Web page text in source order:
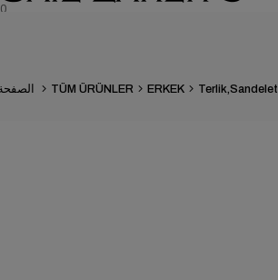
0
TÜM ÜRÜNLER ERKEK Terlik,Sandelet